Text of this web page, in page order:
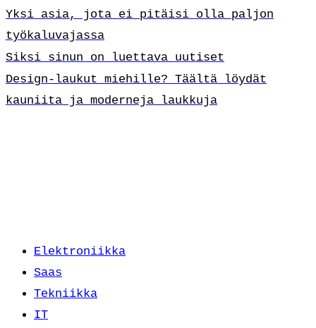
Yksi asia, jota ei pitäisi olla paljon
työkaluvajassa
Siksi sinun on luettava uutiset
Design-laukut miehille? Täältä löydät
kauniita ja moderneja laukkuja
Elektroniikka
Saas
Tekniikka
IT